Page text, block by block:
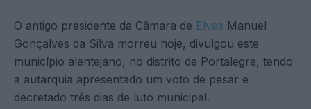
O antigo presidente da Câmara de Elvas Manuel
Gonçalves da Silva morreu hoje, divulgou este
município alentejano, no distrito de Portalegre, tendo
a autarquia apresentado um voto de pesar e
decretado três dias de luto municipal.